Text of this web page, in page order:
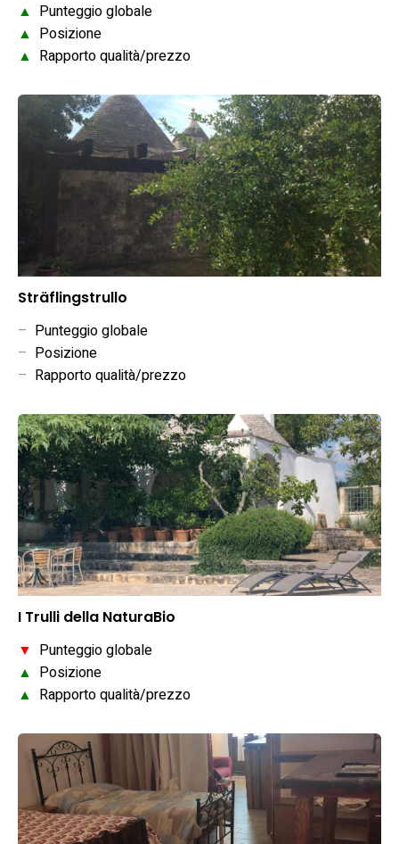
▲ Punteggio globale
▲ Posizione
▲ Rapporto qualità/prezzo
Sträflingstrullo
– Punteggio globale
– Posizione
– Rapporto qualità/prezzo
I Trulli della NaturaBio
▼ Punteggio globale
▲ Posizione
▲ Rapporto qualità/prezzo